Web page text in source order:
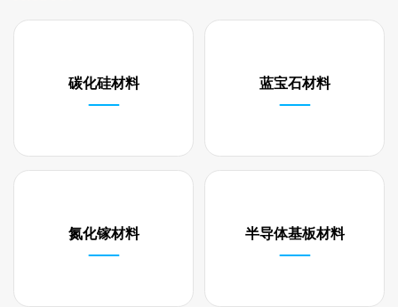
碳化硅材料 蓝宝石材料
氮化镓材料 半导体基板材料